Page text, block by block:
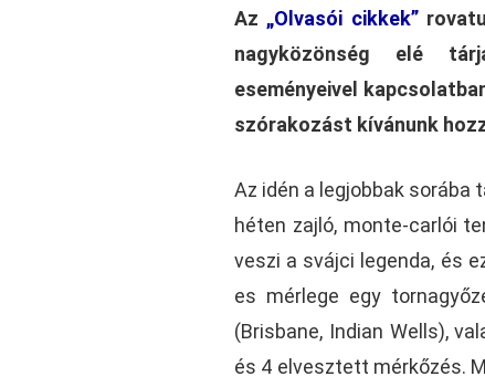
Az „Olvasói cikkek”
nagyközönség elé
eseményeivel
szórakozást kívánunk
Az idén a legjobbak
héten zajló, monte-carlói
veszi a svájci legenda, és
es mérlege egy
(Brisbane, Indian Wells),
és 4 elvesztett mérkőzés.